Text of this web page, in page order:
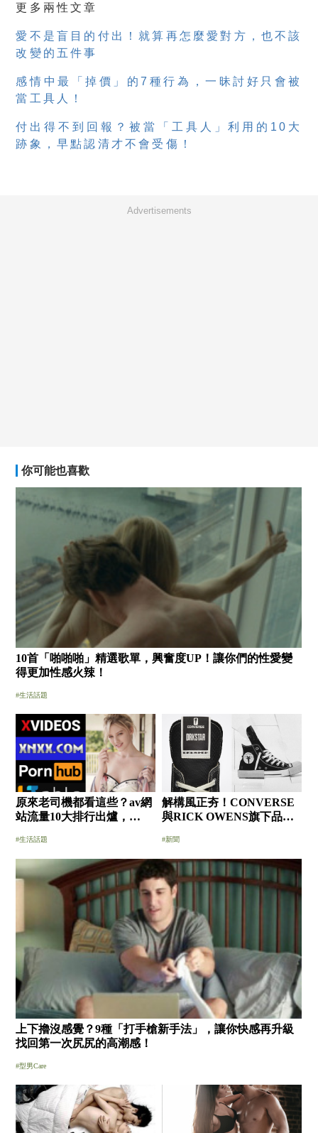
更多兩性文章
愛不是盲目的付出！就算再怎麼愛對方，也不該
改變的五件事
感情中最「掉價」的7種行為，一昧討好只會被
當工具人！
付出得不到回報？被當「工具人」利用的10大
跡象，早點認清才不會受傷！
Advertisements